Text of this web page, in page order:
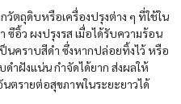
วัตถุดิบหรือเครื่องปรุงต่าง ๆ ที่ใช้ใน
ซีอิ้ว ผงปรุงรส เมื่อได้รับความร้อน
ป็นคราบสีดำ ซึ่งหากปล่อยทิ้งไว้ หรือ
ดำฝังแน่น กำจัดได้ยาก ส่งผลให้
ตรายต่อสุขภาพในระยะยาวได้